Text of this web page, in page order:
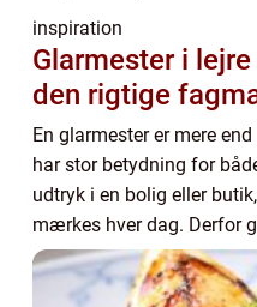
inspiration
Glarmester i lejre sådan vælger du
den rigtige
En glarmester er mere
har stor betydning for
udtryk i en bolig eller
mærkes hver dag. Derfor
sig lidt ind i, hvad en